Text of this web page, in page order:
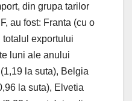
din grupa tarilor
au fost: Franta (cu o
totalul exportului
luni ale anului
la suta), Belgia
la suta), Elvetia